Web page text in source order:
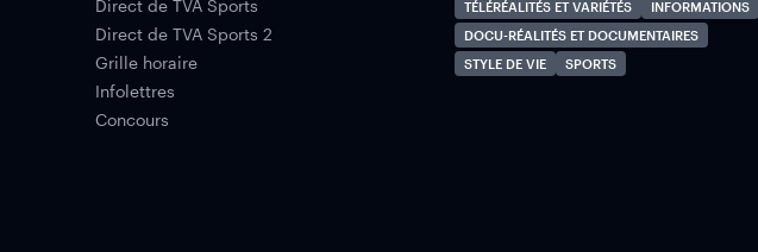
Direct de TVA Sports
Direct de TVA Sports 2
Grille horaire
Infolettres
Concours
TÉLÉRÉALITÉS ET VARIÉTÉS
INFORMATIONS
DOCU-RÉALITÉS ET DOCUMENTAIRES
STYLE DE VIE
SPORTS